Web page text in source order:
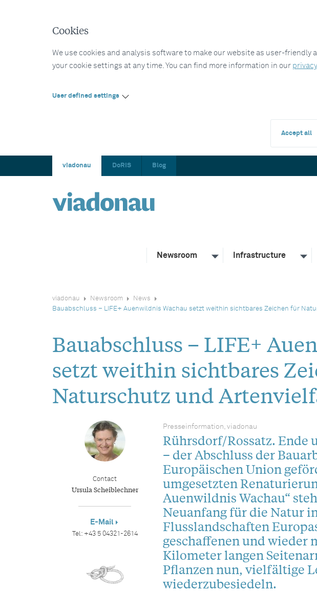
Cookies
We use cookies and analysis software to make our website as user-friendly
your cookie settings at any time. You can find more information in our
User defined settings
Accept all
viadonau DoRIS Blog
Newsroom Infrastructure
viadonau Newsroom
News
Bauabschluss – LIFE+ Auenwildnis Wachau setzt weithin sichtbares Zeichen für
Bauabschluss – LIFE+
setzt weithin sichtbares
Naturschutz und
Presseinformation, viadonau
Rührsdorf/Rossatz. Ende
– der Abschluss der
Europäischen Union
umgesetzten
Auenwildnis Wachau“
Neuanfang für die Natur
Flusslandschaften
geschaffenen und wieder
Kilometer langen
Pflanzen nun, vielfältige
wiederzubesiedeln.
Contact
Ursula Scheiblechner
E-Mail
Tel: +43 5 04321-2614